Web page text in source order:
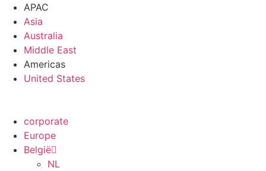
APAC
Asia
Australia
Middle East
Americas
United States
corporate
Europe
België
NL